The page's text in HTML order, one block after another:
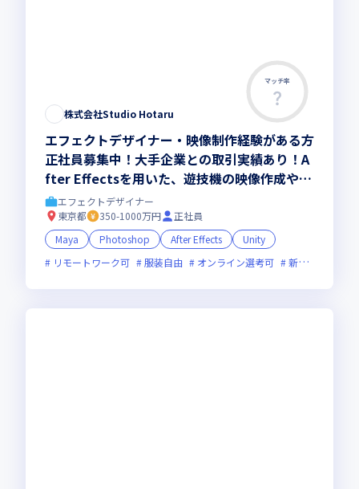
マッチ率
株式会社Studio Hotaru
エフェクトデザイナー・映像制作経験がある方
正社員募集中！大手企業との取引実績あり！A
fter Effectsを用いた、遊技機の映像作成や編
集などをお任せします／少数精鋭のチーム体制
で裁量のある業務に挑戦しませんか
エフェクトデザイナー
東京都
350-1000万円
正社員
Maya
Photoshop After Effects
Unity
リモートワーク可
服装自由 オンライン選考可 新技術に積極的